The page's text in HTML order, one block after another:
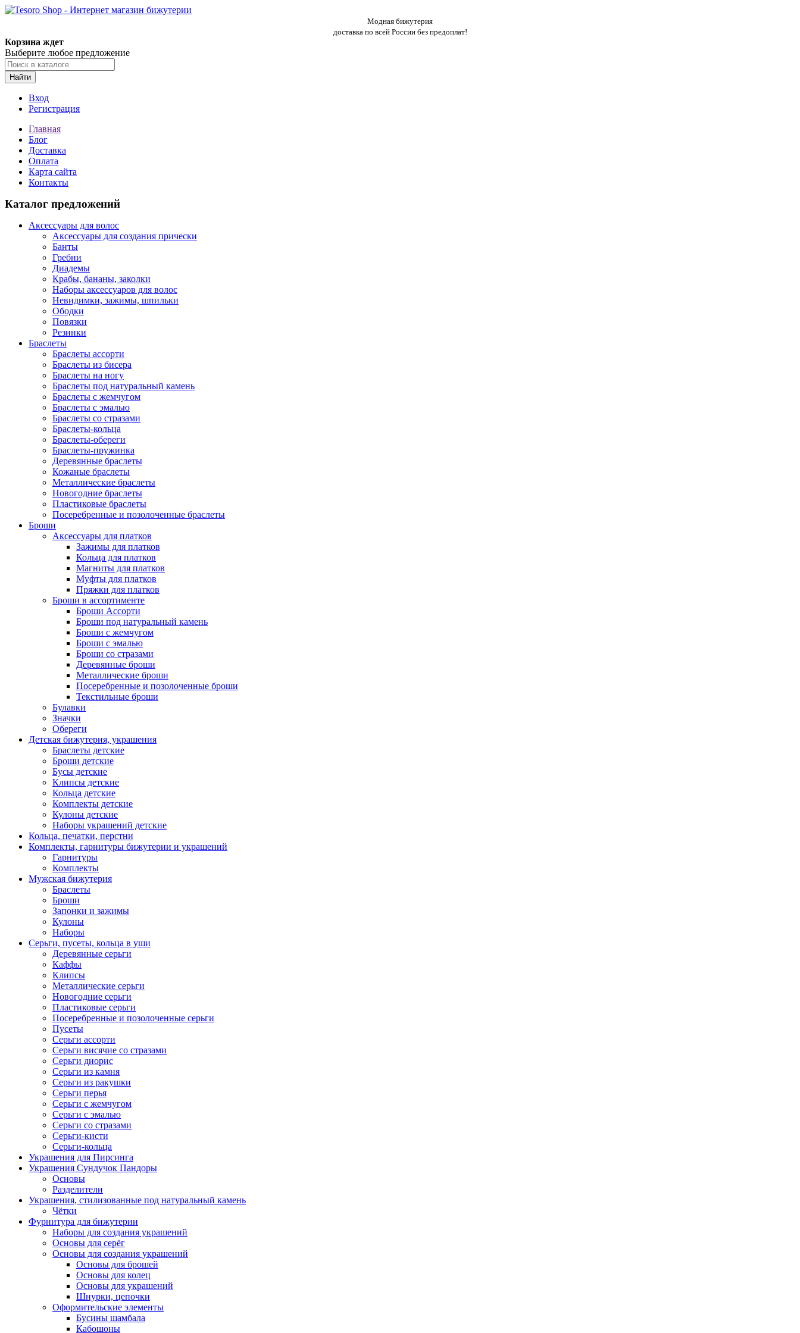
Модная бижутерия
доставка по всей России без предоплат!
Корзина ждет
Выберите любое предложение
Найти
Вход
Регистрация
Главная
Блог
Доставка
Оплата
Карта сайта
Контакты
Каталог предложений
Аксессуары для волос
Аксессуары для создания прически
Банты
Гребни
Диадемы
Крабы, бананы, заколки
Наборы аксессуаров для волос
Невидимки, зажимы, шпильки
Ободки
Повязки
Резинки
Браслеты
Браслеты ассорти
Браслеты из бисера
Браслеты на ногу
Браслеты под натуральный камень
Браслеты с жемчугом
Браслеты с эмалью
Браслеты со стразами
Браслеты-кольца
Браслеты-обереги
Браслеты-пружинка
Деревянные браслеты
Кожаные браслеты
Металлические браслеты
Новогодние браслеты
Пластиковые браслеты
Посеребренные и позолоченные браслеты
Броши
Аксессуары для платков
Зажимы для платков
Кольца для платков
Магниты для платков
Муфты для платков
Пряжки для платков
Броши в ассортименте
Броши Ассорти
Броши под натуральный камень
Броши с жемчугом
Броши с эмалью
Броши со стразами
Деревянные броши
Металлические броши
Посеребренные и позолоченные броши
Текстильные броши
Булавки
Значки
Обереги
Детская бижутерия, украшения
Браслеты детские
Броши детские
Бусы детские
Клипсы детские
Кольца детские
Комплекты детские
Кулоны детские
Наборы украшений детские
Кольца, печатки, перстни
Комплекты, гарнитуры бижутерии и украшений
Гарнитуры
Комплекты
Мужская бижутерия
Браслеты
Броши
Запонки и зажимы
Кулоны
Наборы
Серьги, пусеты, кольца в уши
Деревянные серьги
Каффы
Клипсы
Металлические серьги
Новогодние серьги
Пластиковые серьги
Посеребренные и позолоченные серьги
Пусеты
Серьги ассорти
Серьги висячие со стразами
Серьги диорис
Серьги из камня
Серьги из ракушки
Серьги перья
Серьги с жемчугом
Серьги с эмалью
Серьги со стразами
Серьги-кисти
Серьги-кольца
Украшения для Пирсинга
Украшения Сундучок Пандоры
Основы
Разделители
Украшения, стилизованные под натуральный камень
Чётки
Фурнитура для бижутерии
Наборы для создания украшений
Основы для серёг
Основы для создания украшений
Основы для брошей
Основы для колец
Основы для украшений
Шнурки, цепочки
Оформительские элементы
Бусины шамбала
Кабошоны